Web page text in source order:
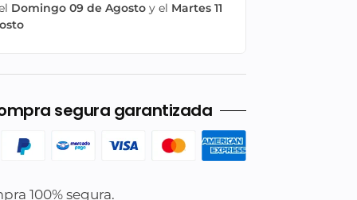
Domingo 09 de Agosto y el Martes 11
segura garantizada
100% segura.